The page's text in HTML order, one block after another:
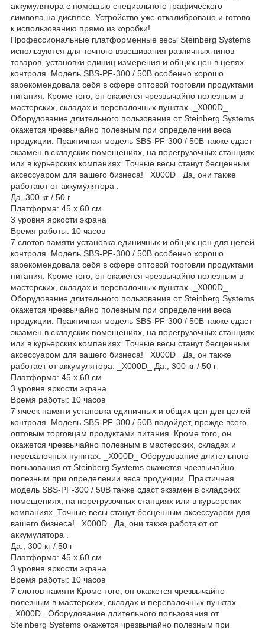
аккумулятора с помощью специального графического
символа на дисплее. Устройство уже откалибровано и готово
к использованию прямо из коробки!
Профессиональные платформенные весы Steinberg Systems
используются для точного взвешивания различных типов
товаров, установки единиц измерения и общих цен в целях
контроля. Модель SBS-PF-300 / 50B особенно хорошо
зарекомендовала себя в сфере оптовой торговли продуктами
питания. Кроме того, он окажется чрезвычайно полезным в
мастерских, складах и перевалочных пунктах. _X000D_
Оборудование длительного пользования от Steinberg Systems
окажется чрезвычайно полезным при определении веса
продукции. Практичная модель SBS-PF-300 / 50B также сдаст
экзамен в складских помещениях, на перегрузочных станциях
или в курьерских компаниях. Точные весы станут бесценным
аксессуаром для вашего бизнеса! _X000D_ Да, они также
работают от аккумулятора .
Да, 300 кг / 50 г
Платформа: 45 x 60 см
3 уровня яркости экрана
Время работы: 10 часов
7 слотов памяти установка единичных и общих цен для целей
контроля. Модель SBS-PF-300 / 50B особенно хорошо
зарекомендовала себя в сфере оптовой торговли продуктами
питания. Кроме того, он окажется чрезвычайно полезным в
мастерских, складах и перевалочных пунктах. _X000D_
Оборудование длительного пользования от Steinberg Systems
окажется чрезвычайно полезным при определении веса
продукции. Практичная модель SBS-PF-300 / 50B также сдаст
экзамен в складских помещениях, на перегрузочных станциях
или в курьерских компаниях. Точные весы станут бесценным
аксессуаром для вашего бизнеса! _X000D_ Да, он также
работает от аккумулятора. _X000D_ Да., 300 кг / 50 г
Платформа: 45 x 60 см
3 уровня яркости экрана
Время работы: 10 часов
7 ячеек памяти установка единичных и общих цен для целей
контроля. Модель SBS-PF-300 / 50B подойдет, прежде всего,
оптовым торговцам продуктами питания. Кроме того, он
окажется чрезвычайно полезным в мастерских, складах и
перевалочных пунктах. _X000D_ Оборудование длительного
пользования от Steinberg Systems окажется чрезвычайно
полезным при определении веса продукции. Практичная
модель SBS-PF-300 / 50B также сдаст экзамен в складских
помещениях, на перегрузочных станциях или в курьерских
компаниях. Точные весы станут бесценным аксессуаром для
вашего бизнеса! _X000D_ Да, они также работают от
аккумулятора .
Да., 300 кг / 50 г
Платформа: 45 x 60 см
3 уровня яркости экрана
Время работы: 10 часов
7 слотов памяти Кроме того, он окажется чрезвычайно
полезным в мастерских, складах и перевалочных пунктах.
_X000D_ Оборудование длительного пользования от
Steinberg Systems окажется чрезвычайно полезным при